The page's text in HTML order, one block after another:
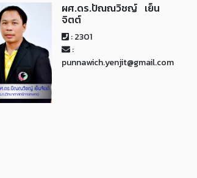
ผศ.ดร.ปัณณวิชญ์ เย็น
จิตต์
: 2301
:
punnawich.yenjit@gmail.com